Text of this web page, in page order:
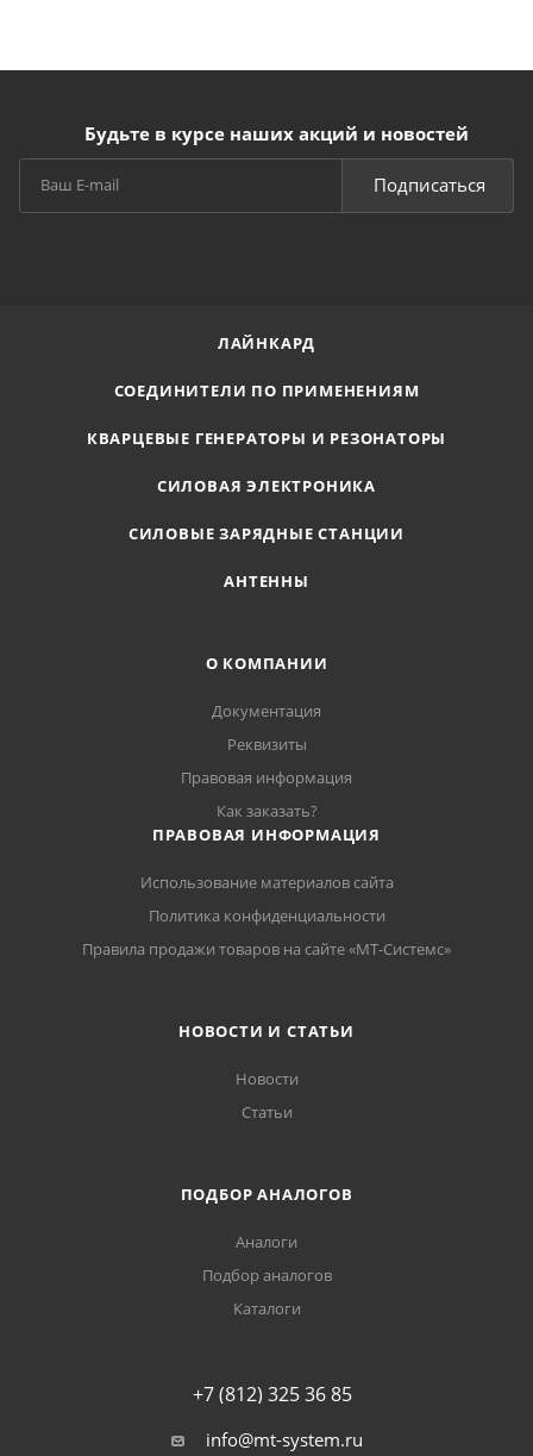
Будьте в курсе наших акций и новостей
Подписаться
ЛАЙНКАРД
СОЕДИНИТЕЛИ ПО ПРИМЕНЕНИЯМ
КВАРЦЕВЫЕ ГЕНЕРАТОРЫ И РЕЗОНАТОРЫ
СИЛОВАЯ ЭЛЕКТРОНИКА
СИЛОВЫЕ ЗАРЯДНЫЕ СТАНЦИИ
АНТЕННЫ
О КОМПАНИИ
Документация
Реквизиты
Правовая информация
Как заказать?
ПРАВОВАЯ ИНФОРМАЦИЯ
Использование материалов сайта
Политика конфиденциальности
Правила продажи товаров на сайте «МТ-Системс»
НОВОСТИ И СТАТЬИ
Новости
Статьи
ПОДБОР АНАЛОГОВ
Аналоги
Подбор аналогов
Каталоги
+7 (812) 325 36 85
info@mt-system.ru